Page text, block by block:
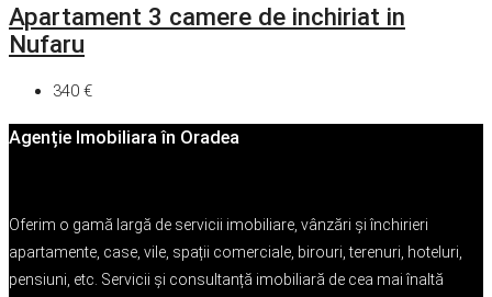
Apartament 3 camere de inchiriat in
Nufaru
340 €
Agenție Imobiliara în Oradea
Oferim o gamă largă de servicii imobiliare, vânzări și închirieri
apartamente, case, vile, spații comerciale, birouri, terenuri, hoteluri,
pensiuni, etc. Servicii și consultanță imobiliară de cea mai înaltă